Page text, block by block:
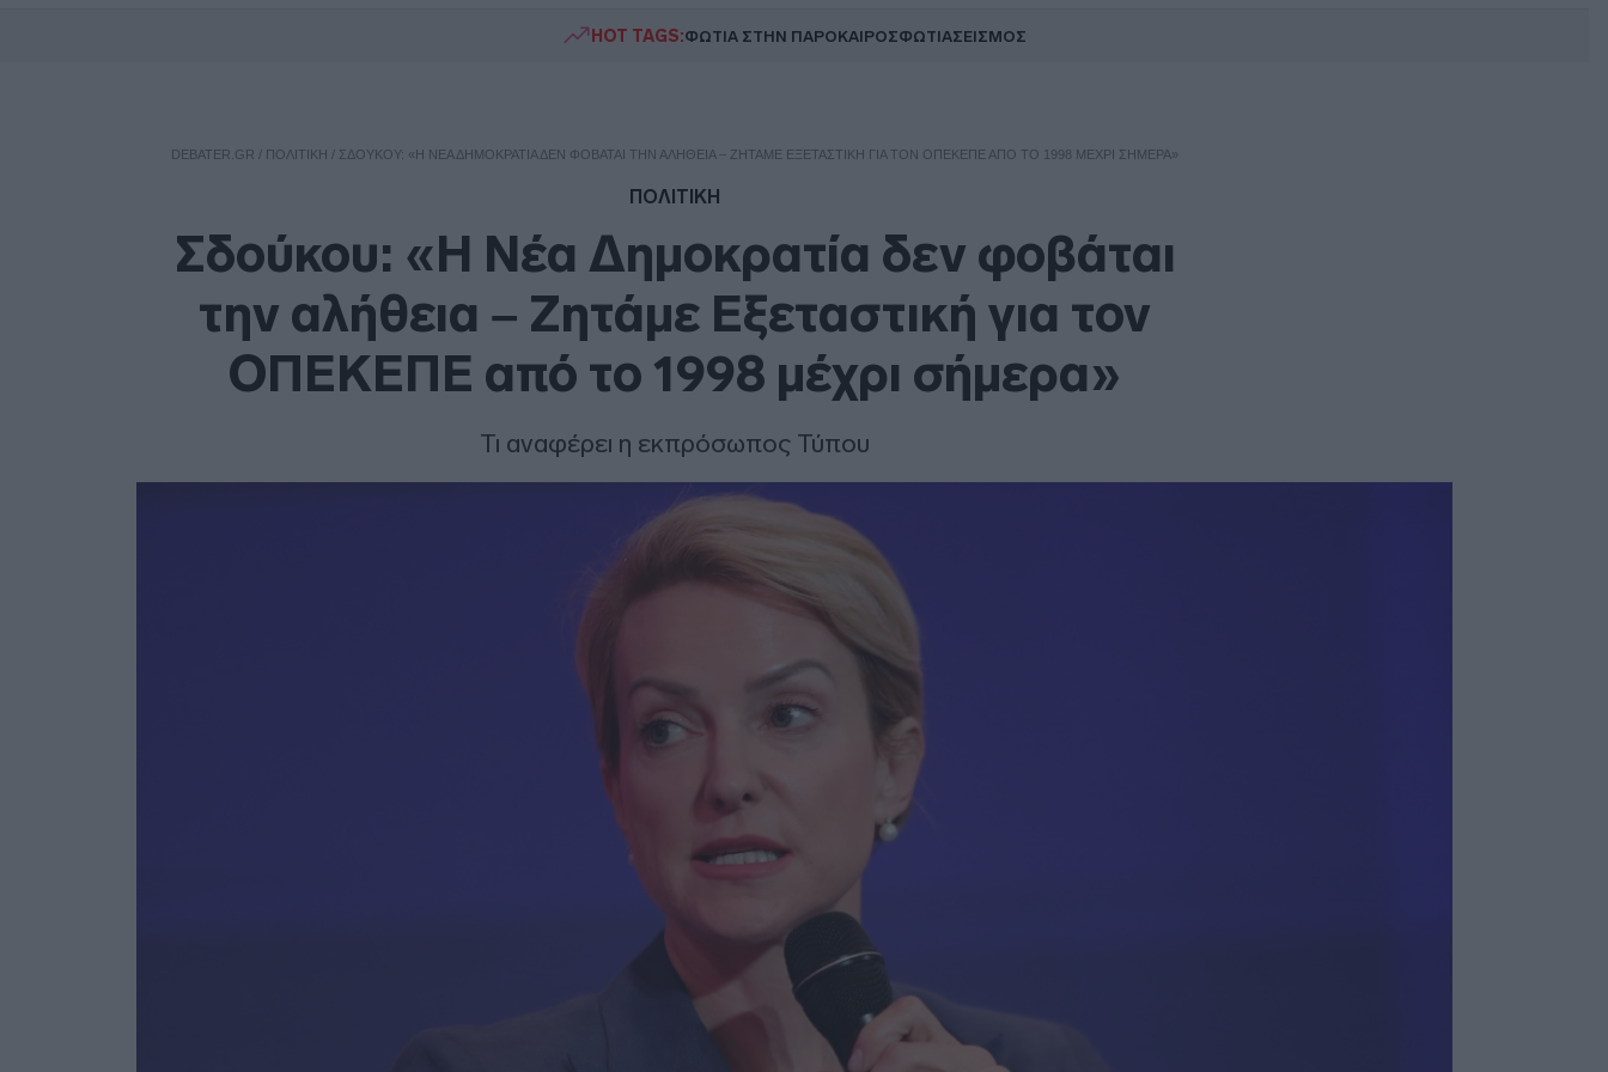
HOT TAGS:ΦΩΤΙΑ ΣΤΗΝ ΠΑΡΟΚΑΙΡΟΣΦΩΤΙΑΣΕΙΣΜΟΣ
DEBATER.GR / ΠΟΛΙΤΙΚΗ / ΣΔΟΎΚΟΥ: «Η ΝΈΑ ΔΗΜΟΚΡΑΤΊΑ ΔΕΝ ΦΟΒΆΤΑΙ ΤΗΝ ΑΛΉΘΕΙΑ – ΖΗΤΆΜΕ ΕΞΕΤΑΣΤΙΚΉ ΓΙΑ ΤΟΝ ΟΠΕΚΕΠΕ ΑΠΌ ΤΟ 1998 ΜΈΧΡΙ ΣΉΜΕΡΑ»
ΠΟΛΙΤΙΚΗ
Σδούκου: «Η Νέα Δημοκρατία δεν φοβάται
την αλήθεια – Ζητάμε Εξεταστική για τον
ΟΠΕΚΕΠΕ από το 1998 μέχρι σήμερα»
Τι αναφέρει η εκπρόσωπος Τύπου